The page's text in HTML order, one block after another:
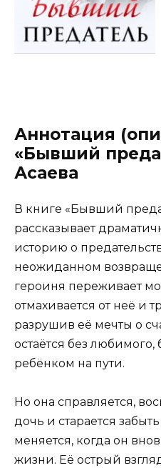
Аннотация
«Бывший
Асаева
В книге «Бывший
рассказывает
историю о
неожиданном
героиня переживает
отмахивается от неё и
разрушив её мечты о
остаётся без любимого,
ребёнком на пути.
Но она справляется,
дочь и старается
меняется, когда он
жизни. Её острый